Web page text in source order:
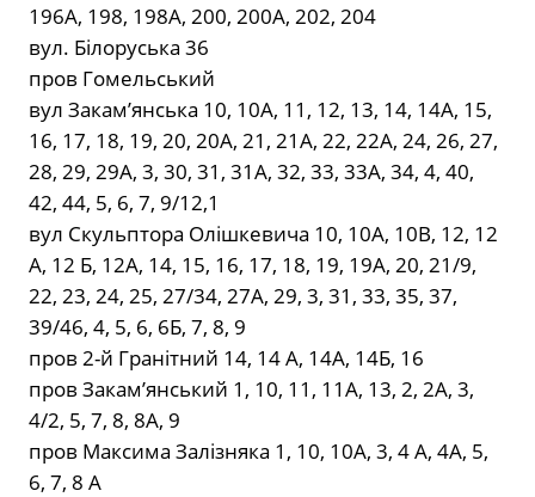
196А, 198, 198А, 200, 200А, 202, 204
вул. Білоруська 36
пров Гомельський
вул Закам’янська 10, 10А, 11, 12, 13, 14, 14А, 15,
16, 17, 18, 19, 20, 20А, 21, 21А, 22, 22А, 24, 26, 27,
28, 29, 29А, 3, 30, 31, 31А, 32, 33, 33А, 34, 4, 40,
42, 44, 5, 6, 7, 9/12,1
вул Скульптора Олішкевича 10, 10А, 10В, 12, 12
А, 12 Б, 12А, 14, 15, 16, 17, 18, 19, 19А, 20, 21/9,
22, 23, 24, 25, 27/34, 27А, 29, 3, 31, 33, 35, 37,
39/46, 4, 5, 6, 6Б, 7, 8, 9
пров 2-й Гранітний 14, 14 А, 14А, 14Б, 16
пров Закам’янський 1, 10, 11, 11А, 13, 2, 2А, 3,
4/2, 5, 7, 8, 8А, 9
пров Максима Залізняка 1, 10, 10А, 3, 4 А, 4А, 5,
6, 7, 8 А